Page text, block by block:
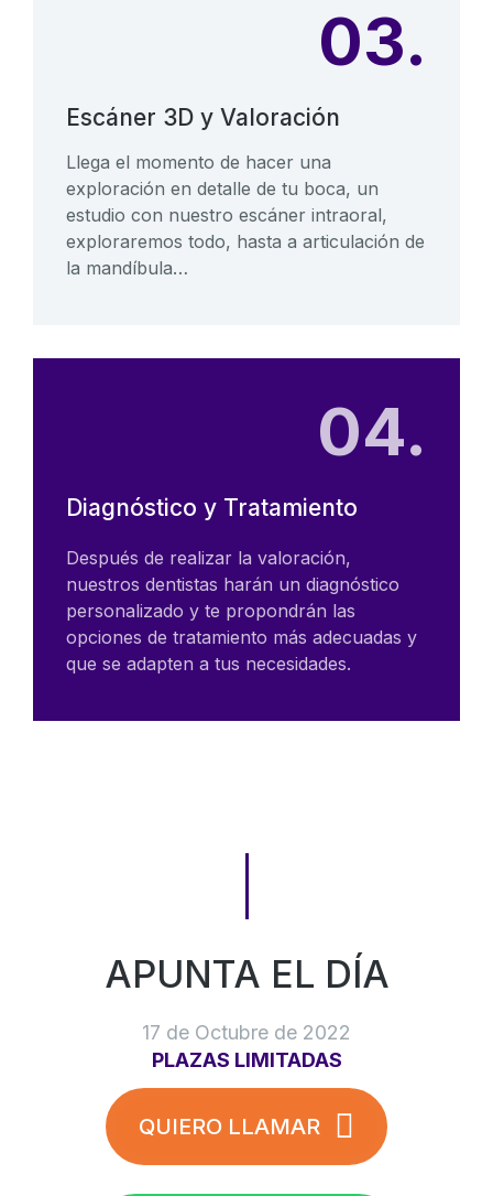
03.
Escáner 3D y Valoración
Llega el momento de hacer una
exploración en detalle de tu boca, un
estudio con nuestro escáner intraoral,
exploraremos todo, hasta a articulación de
la mandíbula…
04.
Diagnóstico y Tratamiento
Después de realizar la valoración,
nuestros dentistas harán un diagnóstico
personalizado y te propondrán las
opciones de tratamiento más adecuadas y
que se adapten a tus necesidades.
APUNTA EL DÍA
17 de Octubre de 2022
PLAZAS LIMITADAS
QUIERO LLAMAR